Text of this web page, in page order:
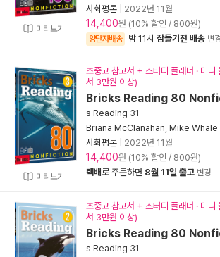
미리보기
사회평론
2022년 11월
14,400원 (10% 할인 / 800원)
양탄자배송 밤 11시 잠들기전 배송 변
미리보기
초중고 참고서 + 스터디 플래너 · 미니
서 3만원 이상)
Bricks Reading 80
s Reading 31
Briana McClanahan Mike Whale
사회평론
2022년 11월
14,400원 (10% 할인 / 800원)
택배로 주문하면 8월 11일 출고 변경
초중고 참고서 + 스터디 플래너 · 미니
서 3만원 이상)
Bricks Reading 80
s Reading 31